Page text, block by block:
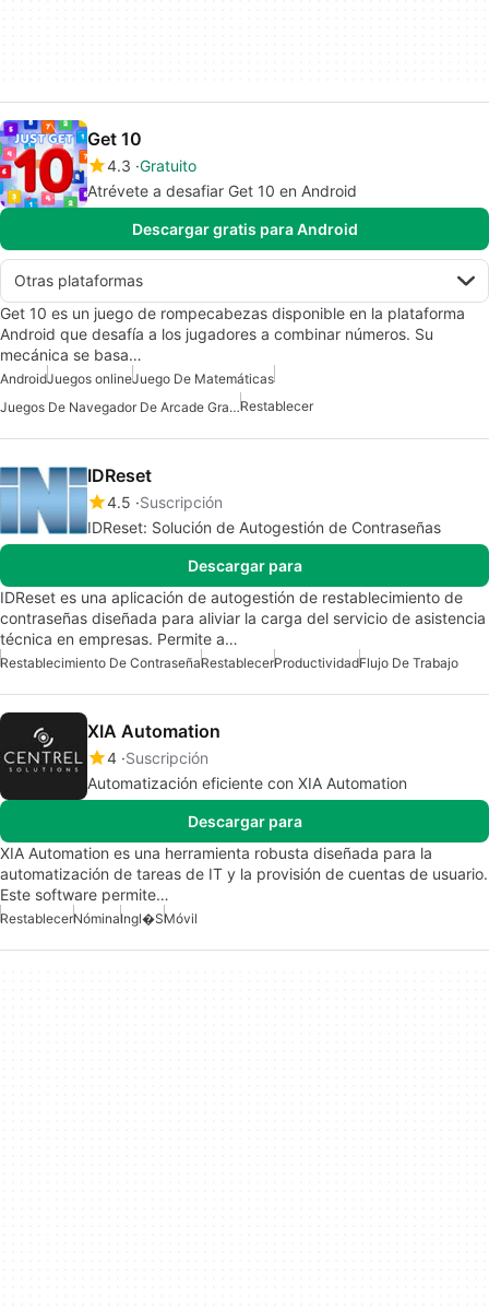
Get 10
4.3 Gratuito
Atrévete a desafiar Get 10 en Android
Descargar gratis para Android
Otras plataformas
Get 10 es un juego de rompecabezas disponible en la plataforma
Android que desafía a los jugadores a combinar números. Su
mecánica se basa…
AndroidJuegos onlineJuego De Matemáticas
Juegos De Navegador De Arcade GratisRestablecer
IDReset
4.5 Suscripción
IDReset: Solución de Autogestión de Contraseñas
Descargar para
IDReset es una aplicación de autogestión de restablecimiento de
contraseñas diseñada para aliviar la carga del servicio de asistencia
técnica en empresas. Permite a…
Restablecimiento De ContraseñaRestablecerProductividadFlujo De Trabajo
XIA Automation
4 Suscripción
Automatización eficiente con XIA Automation
Descargar para
XIA Automation es una herramienta robusta diseñada para la
automatización de tareas de IT y la provisión de cuentas de usuario.
Este software permite…
RestablecerNóminaIngl�sMóvil